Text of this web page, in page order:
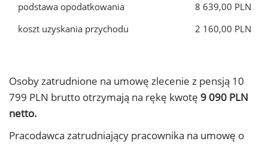
podstawa opodatkowania
8 639,00 PLN
koszt uzyskania przychodu
2 160,00 PLN
Osoby zatrudnione na umowę zlecenie z pensją 10
799 PLN brutto otrzymają na rękę kwotę 9 090 PLN
netto.
Pracodawca zatrudniający pracownika na umowę o